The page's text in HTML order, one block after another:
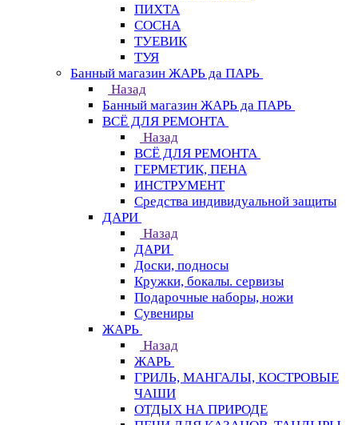
ПИХТА
СОСНА
ТУЕВИК
ТУЯ
Банный магазин ЖАРЬ да ПАРЬ
Назад
Банный магазин ЖАРЬ да ПАРЬ
ВСЁ ДЛЯ РЕМОНТА
Назад
ВСЁ ДЛЯ РЕМОНТА
ГЕРМЕТИК, ПЕНА
ИНСТРУМЕНТ
Средства индивидуальной защиты
ДАРИ
Назад
ДАРИ
Доски, подносы
Кружки, бокалы. сервизы
Подарочные наборы, ножи
Сувениры
ЖАРЬ
Назад
ЖАРЬ
ГРИЛЬ, МАНГАЛЫ, КОСТРОВЫЕ
ЧАШИ
ОТДЫХ НА ПРИРОДЕ